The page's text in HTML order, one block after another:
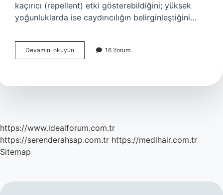
kaçırıcı (repellent) etki gösterebildiğini; yüksek
yoğunluklarda ise caydırıcılığın belirginleştiğini…
Devamını okuyun
kara
ne
16 Yorum
https://www.idealforum.com.tr
https://serenderahsap.com.tr https://medihair.com.tr
Sitemap